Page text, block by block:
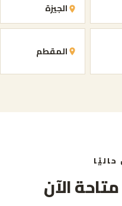
الجيزة
المقطم
الآن